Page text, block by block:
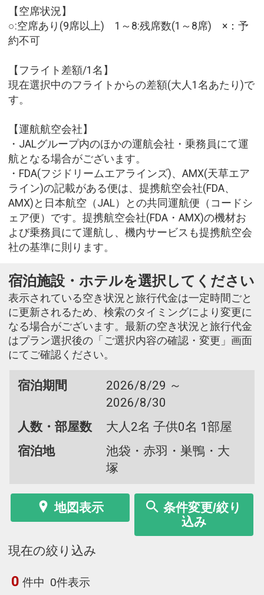
【空席状況】
○:空席あり(9席以上) 1～8:残席数(1～8席) ×：予
約不可
【フライト差額/1名】
現在選択中のフライトからの差額(大人1名あたり)で
す。
【運航航空会社】
・JALグループ内のほかの運航会社・乗務員にて運
航となる場合がございます。
・FDA(フジドリームエアラインズ)、AMX(天草エア
ライン)の記載がある便は、提携航空会社(FDA、
AMX)と日本航空（JAL）との共同運航便（コードシ
ェア便）です。提携航空会社(FDA・AMX)の機材お
よび乗務員にて運航し、機内サービスも提携航空会
社の基準に則ります。
宿泊施設・ホテルを選択してください
表示されている空き状況と旅行代金は一定時間ごと
に更新されるため、検索のタイミングにより変更に
なる場合がございます。最新の空き状況と旅行代金
はプラン選択後の「ご選択内容の確認・変更」画面
にてご確認ください。
宿泊期間
2026/8/29 ～
2026/8/30
人数・部屋数
大人2名 子供0名 1部屋
宿泊地
池袋・赤羽・巣鴨・大
塚
地図表示
条件変更/絞り
込み
現在の絞り込み
0 件中 0件表示